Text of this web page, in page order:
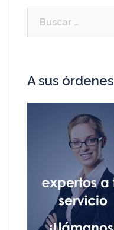
A sus órdenes